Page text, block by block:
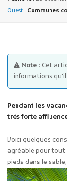
Ouest
Communes
Note : Cet
informations
Pendant les
très forte
Voici quelques
agréable pour tout
pieds dans le